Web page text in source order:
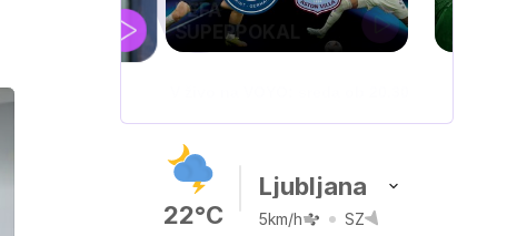
sreda ob 20.30
22°C
Ljubljana
5km/h SZ